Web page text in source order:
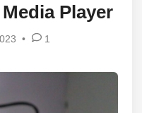
Player
• 1